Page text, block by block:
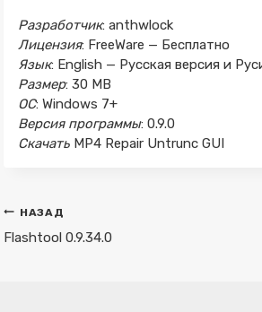
Разработчик: anthwlock
Лицензия: FreeWare — Бесплатно
Язык: English — Русская версия и
Размер: 30 MB
ОС: Windows 7+
Версия программы: 0.9.0
Скачать MP4 Repair Untrunc GUI
Навигация
по
НАЗАД
Flashtool 0.9.34.0